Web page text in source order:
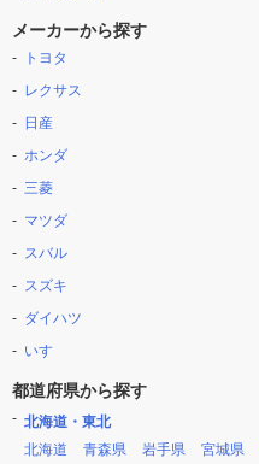
メーカーから探す
トヨタ
レクサス
日産
ホンダ
三菱
マツダ
スバル
スズキ
ダイハツ
いすゞ
都道府県から探す
北海道・東北
北海道
青森県 岩手県 宮城県